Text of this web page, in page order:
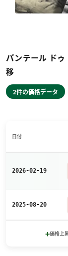
パンテール ド
移
2件の価格データ
日付
2026-02-19
2025-08-20
+価格上